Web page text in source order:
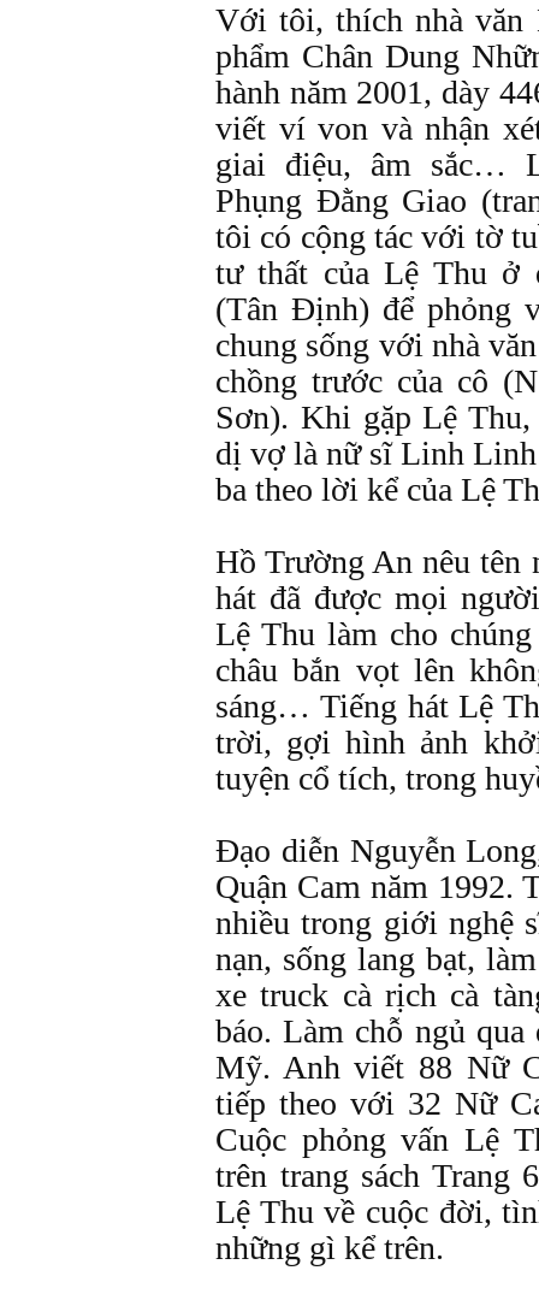
Với tôi, thích nhà văn
phẩm Chân Dung
hành năm 2001, dày
viết ví von và nhận
giai điệu, âm sắc…
Phụng Đằng Giao
tôi có cộng tác với tờ
tư thất của Lệ Thu ở
(Tân Định) để phỏng
chung sống với nhà
chồng trước của cô
Sơn). Khi gặp Lệ
dị vợ là nữ sĩ Linh
ba theo lời kể của Lệ
Hồ Trường An nêu tên
hát đã được mọi
Lệ Thu làm cho
châu bắn vọt lên
sáng… Tiếng hát Lệ
trời, gợi hình ảnh
tuyện cổ tích, trong
Đạo diễn Nguyễn
Quận Cam năm 1992.
nhiều trong giới nghệ
nạn, sống lang bạt,
xe truck cà rịch cà
báo. Làm chỗ ngủ
Mỹ. Anh viết 88 Nữ
tiếp theo với 32 Nữ
Cuộc phỏng vấn Lệ
trên trang sách Trang
Lệ Thu về cuộc đời,
những gì kể trên.